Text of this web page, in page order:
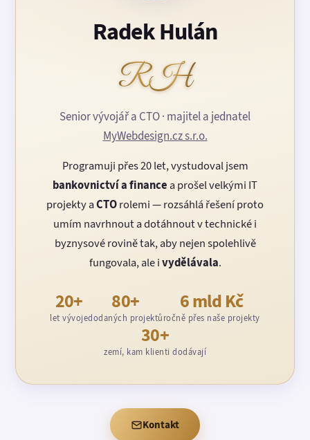
Radek Hulán
RH
Senior vývojář a CTO · majitel a jednatel
MyWebdesign.cz s.r.o.
Programuji přes 20 let, vystudoval jsem
bankovnictví a finance a prošel velkými IT
projekty aCTOrolemi — rozsáhlá řešení proto
umím navrhnout a dotáhnout v technické i
byznysové rovině tak, aby nejen spolehlivě
fungovala, ale ivydělávala.
20+
let vývoje
80+
dodaných projektů
6 mld Kč
ročně přes naše projekty
30+
zemí, kam klienti dodávají
Kontakt